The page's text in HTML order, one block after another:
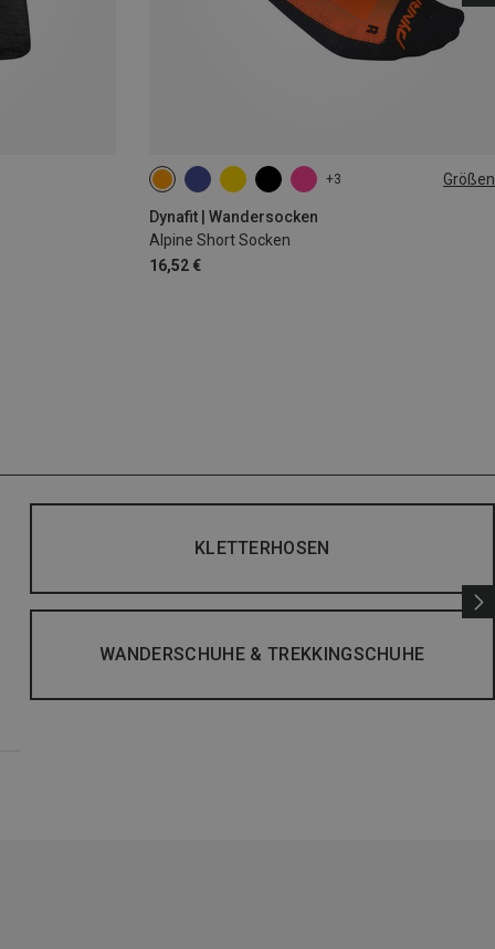
+3 Größen
Dynafit | Wandersocken
Alpine Short Socken
16,52 €
35|36|37|38 39|40|41|42
KLETTERHOSEN
WANDERSCHUHE & TREKKINGSCHUHE